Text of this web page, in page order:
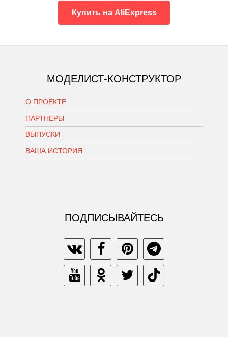
Купить на AliExpress
МОДЕЛИСТ-КОНСТРУКТОР
О ПРОЕКТЕ
ПАРТНЕРЫ
ВЫПУСКИ
ВАША ИСТОРИЯ
ПОДПИСЫВАЙТЕСЬ